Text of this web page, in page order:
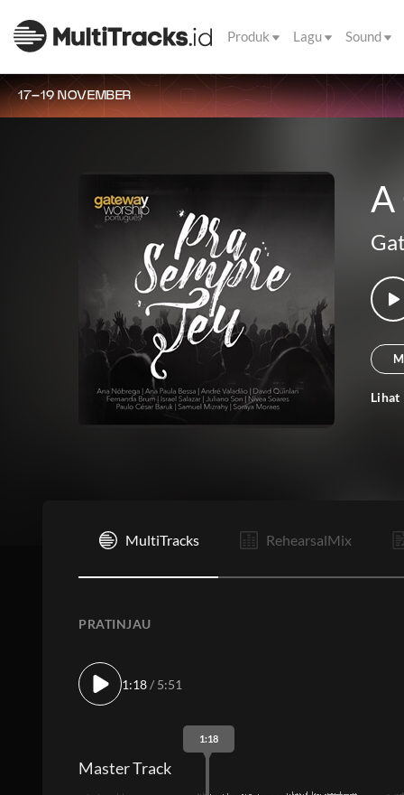
Produk Lagu Sound
17–19 NOVEMBER
A
Lihat
MultiTracks RehearsalMix
PRATINJAU
1:18/ 5:51
1:18
Master Track